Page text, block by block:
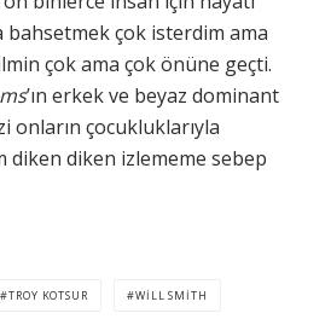
bahsetmek çok isterdim ama
çok ama çok önüne geçti.
’ın erkek ve beyaz dominant
onların çocukluklarıyla
diken diken izlememe sebep
TROY KOTSUR WILL SMITH